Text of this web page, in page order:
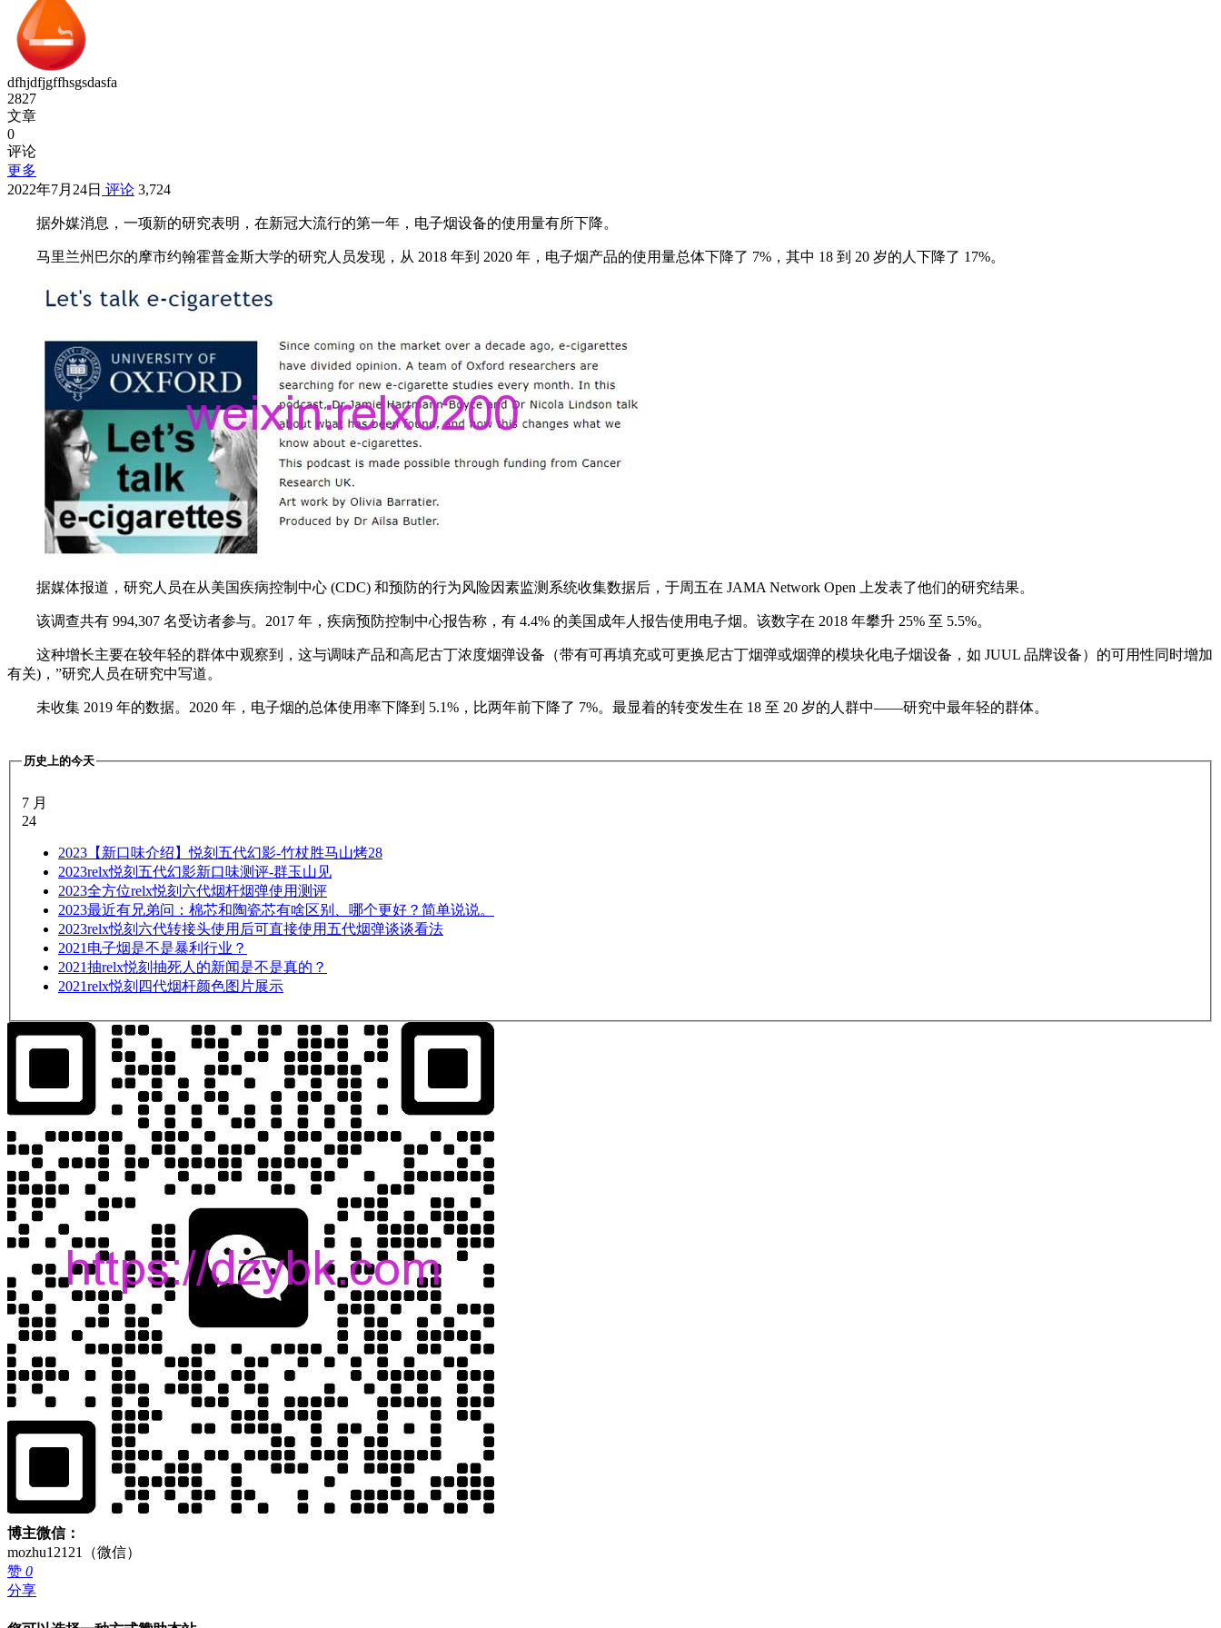
dfhjdfjgffhsgsdasfa
2827
文章
0
评论
更多
2022年7月24日 评论 3,724
据外媒消息，一项新的研究表明，在新冠大流行的第一年，电子烟设备的使用量有所下降。
马里兰州巴尔的摩市约翰霍普金斯大学的研究人员发现，从 2018 年到 2020 年，电子烟产品的使用量总体下降了 7%，其中 18 到 20 岁的人下降了 17%。
据媒体报道，研究人员在从美国疾病控制中心 (CDC) 和预防的行为风险因素监测系统收集数据后，于周五在 JAMA Network Open 上发表了他们的研究结果。
该调查共有 994,307 名受访者参与。2017 年，疾病预防控制中心报告称，有 4.4% 的美国成年人报告使用电子烟。该数字在 2018 年攀升 25% 至 5.5%。
这种增长主要在较年轻的群体中观察到，这与调味产品和高尼古丁浓度烟弹设备（带有可再填充或可更换尼古丁烟弹或烟弹的模块化电子烟设备，如 JUUL 品牌设备）的可用性同时增加
有关)，”研究人员在研究中写道。
未收集 2019 年的数据。2020 年，电子烟的总体使用率下降到 5.1%，比两年前下降了 7%。最显着的转变发生在 18 至 20 岁的人群中——研究中最年轻的群体。
历史上的今天
7 月
24
2023 【新口味介绍】悦刻五代幻影-竹杖胜马山烤28
2023relx悦刻五代幻影新口味测评-群玉山见
2023全方位relx悦刻六代烟杆烟弹使用测评
2023最近有兄弟问：棉芯和陶瓷芯有啥区别、哪个更好？简单说说。
2023relx悦刻六代转接头使用后可直接使用五代烟弹谈谈看法
2021 电子烟是不是暴利行业？
2021抽relx悦刻抽死人的新闻是不是真的？
2021relx悦刻四代烟杆颜色图片展示
博主微信：
mozhu12121（微信）
赞 0
分享